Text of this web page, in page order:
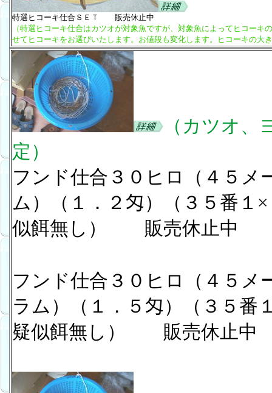
特選ヒコーキ仕合ＳＥＴ 販売休止中
（特選ヒコーキ仕合はカツオが対象魚ですが、対象魚によって ヒコーキ
せて ヒコーキをお選びいたします。お値段も変化します。ヒコーキの大
（カツオ
定）
フンド仕合３０ヒロ（４５メ
ム）（１．２匁）（３５番１
似餌無し） 販売休止中
フンド仕合３０ヒロ（４５メ
ラム）（１．５匁）（３５番
疑似餌無し） 販売休止中